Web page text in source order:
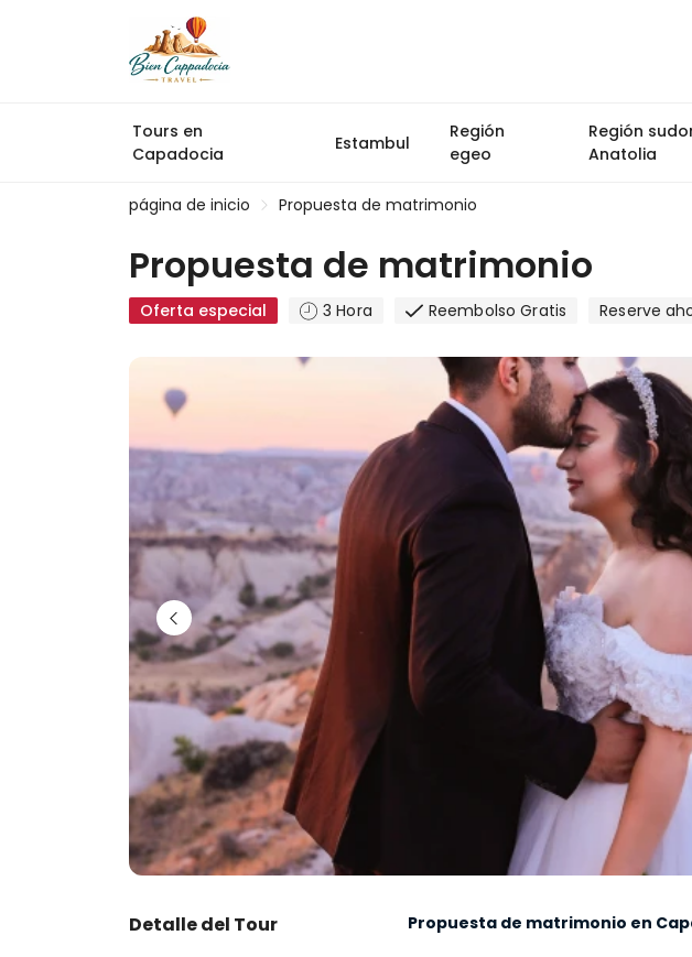
Tours en
Capadocia
Estambul
Región
egeo
Región
Anatolia
página de inicio Propuesta de matrimonio
Propuesta de matrimonio
Oferta especial 3 Hora Reembolso Gratis Reserve
Detalle del Tour Propuesta de matrimonio en